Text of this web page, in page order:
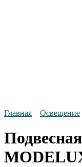
Главная Освещение